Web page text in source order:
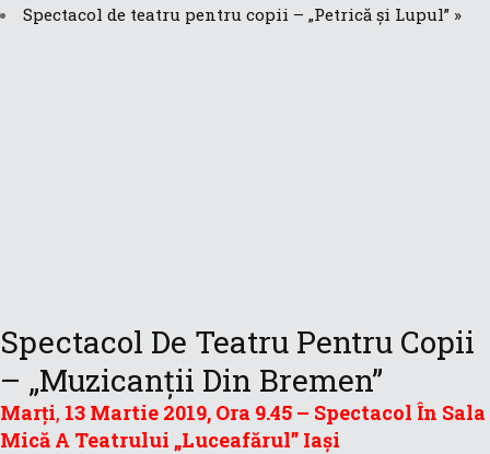
Spectacol de teatru pentru copii – „Petrică și Lupul” »
Spectacol De Teatru Pentru Copii
– „Muzicanții Din Bremen”
Marți, 13 Martie 2019, Ora 9.45 – Spectacol În Sala
Mică A Teatrului „Luceafărul” Iași